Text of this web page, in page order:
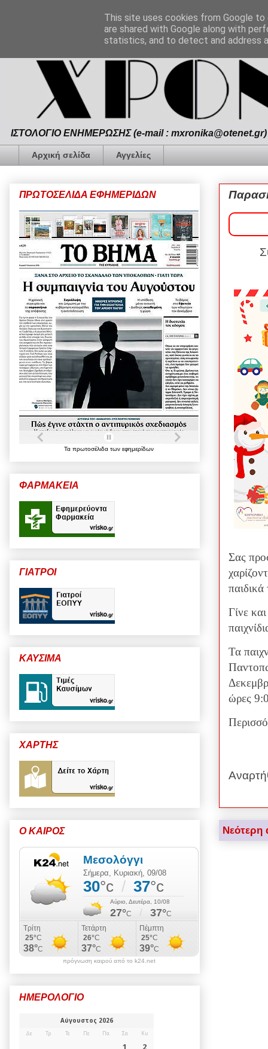
ΙΣΤΟΛΟΓΙΟ ΕΝΗΜΕΡΩΣΗΣ (e-mail :
Αρχική σελίδα Αγγελίες
Σας
Γίνε
Τα
ώρες
Νεότερη
ΠΡΩΤΟΣΕΛΙΔΑ ΕΦΗΜΕΡΙΔΩΝ
Τα πρωτοσέλιδα των εφημερίδων
ΦΑΡΜΑΚΕΙΑ
ΓΙΑΤΡΟΙ
ΚΑΥΣΙΜΑ
ΧΑΡΤΗΣ
Ο ΚΑΙΡΟΣ
πρόγνωση καιρού από το k24.net
ΗΜΕΡΟΛΟΓΙΟ
This site uses cookies from Google
are shared with Google along with
statistics, and to detect and address